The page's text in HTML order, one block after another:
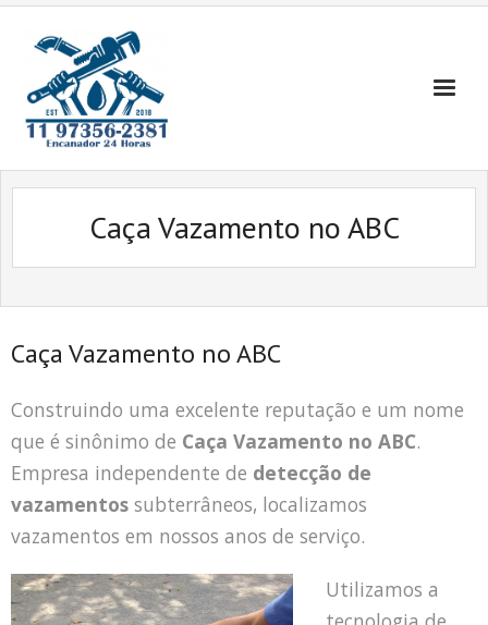
Skip
Caça Vazamento no ABC
Caça Vazamento no ABC
Construindo uma excelente reputação e um nome
que é sinônimo de Caça Vazamento no ABC.
Empresa independente de detecção de
vazamentos subterrâneos, localizamos
vazamentos em nossos anos de serviço.
Utilizamos a